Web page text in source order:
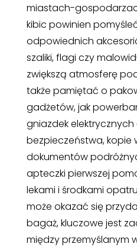
miastach-
kibic powinien
odpowiednich
szaliki, flagi czy
zwiększą atmosferę
także pamiętać o
gadżetów, jak
gniazdek elektrycznych
bezpieczeństwa, kopie
dokumentów
apteczki pierwszej
lekami i środkami
może okazać się
bagaż, kluczowe jest
między przemyślanym